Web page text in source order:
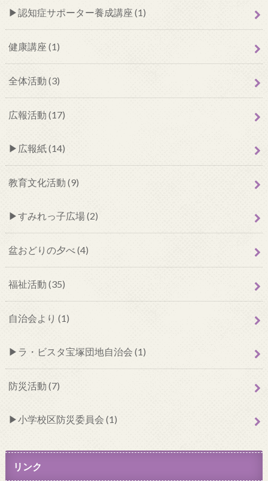
認知症サポーター養成講座 (1)
健康講座 (1)
全体活動 (3)
広報活動 (17)
広報紙 (14)
教育文化活動 (9)
すみれっ子広場 (2)
盆おどりの夕べ (4)
福祉活動 (35)
自治会より (1)
ラ・ビスタ宝塚団地自治会 (1)
防災活動 (7)
小学校区防災委員会 (1)
リンク